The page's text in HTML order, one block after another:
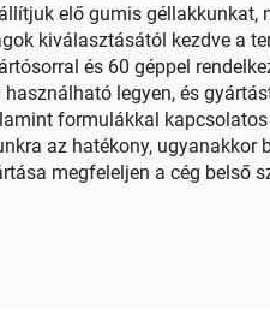
elő gumis
kiválasztásától kezdve a
és 60 géppel
legyen, és
formulákkal
az hatékony,
megfeleljen a cég belső